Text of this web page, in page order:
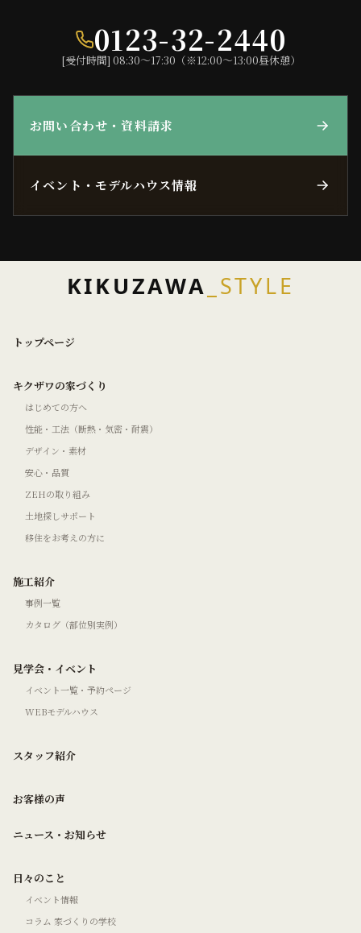
0123-32-2440
[受付時間] 08:30〜17:30（※12:00〜13:00昼休憩）
お問い合わせ・資料請求
イベント・モデルハウス情報
KIKUZAWA _STYLE
トップページ
キクザワの家づくり
はじめての方へ
性能・工法（断熱・気密・耐震）
デザイン・素材
安心・品質
ZEHの取り組み
土地探しサポート
移住をお考えの方に
施工紹介
事例一覧
カタログ（部位別実例）
見学会・イベント
イベント一覧・予約ページ
WEBモデルハウス
スタッフ紹介
お客様の声
ニュース・お知らせ
日々のこと
イベント情報
コラム 家づくりの学校